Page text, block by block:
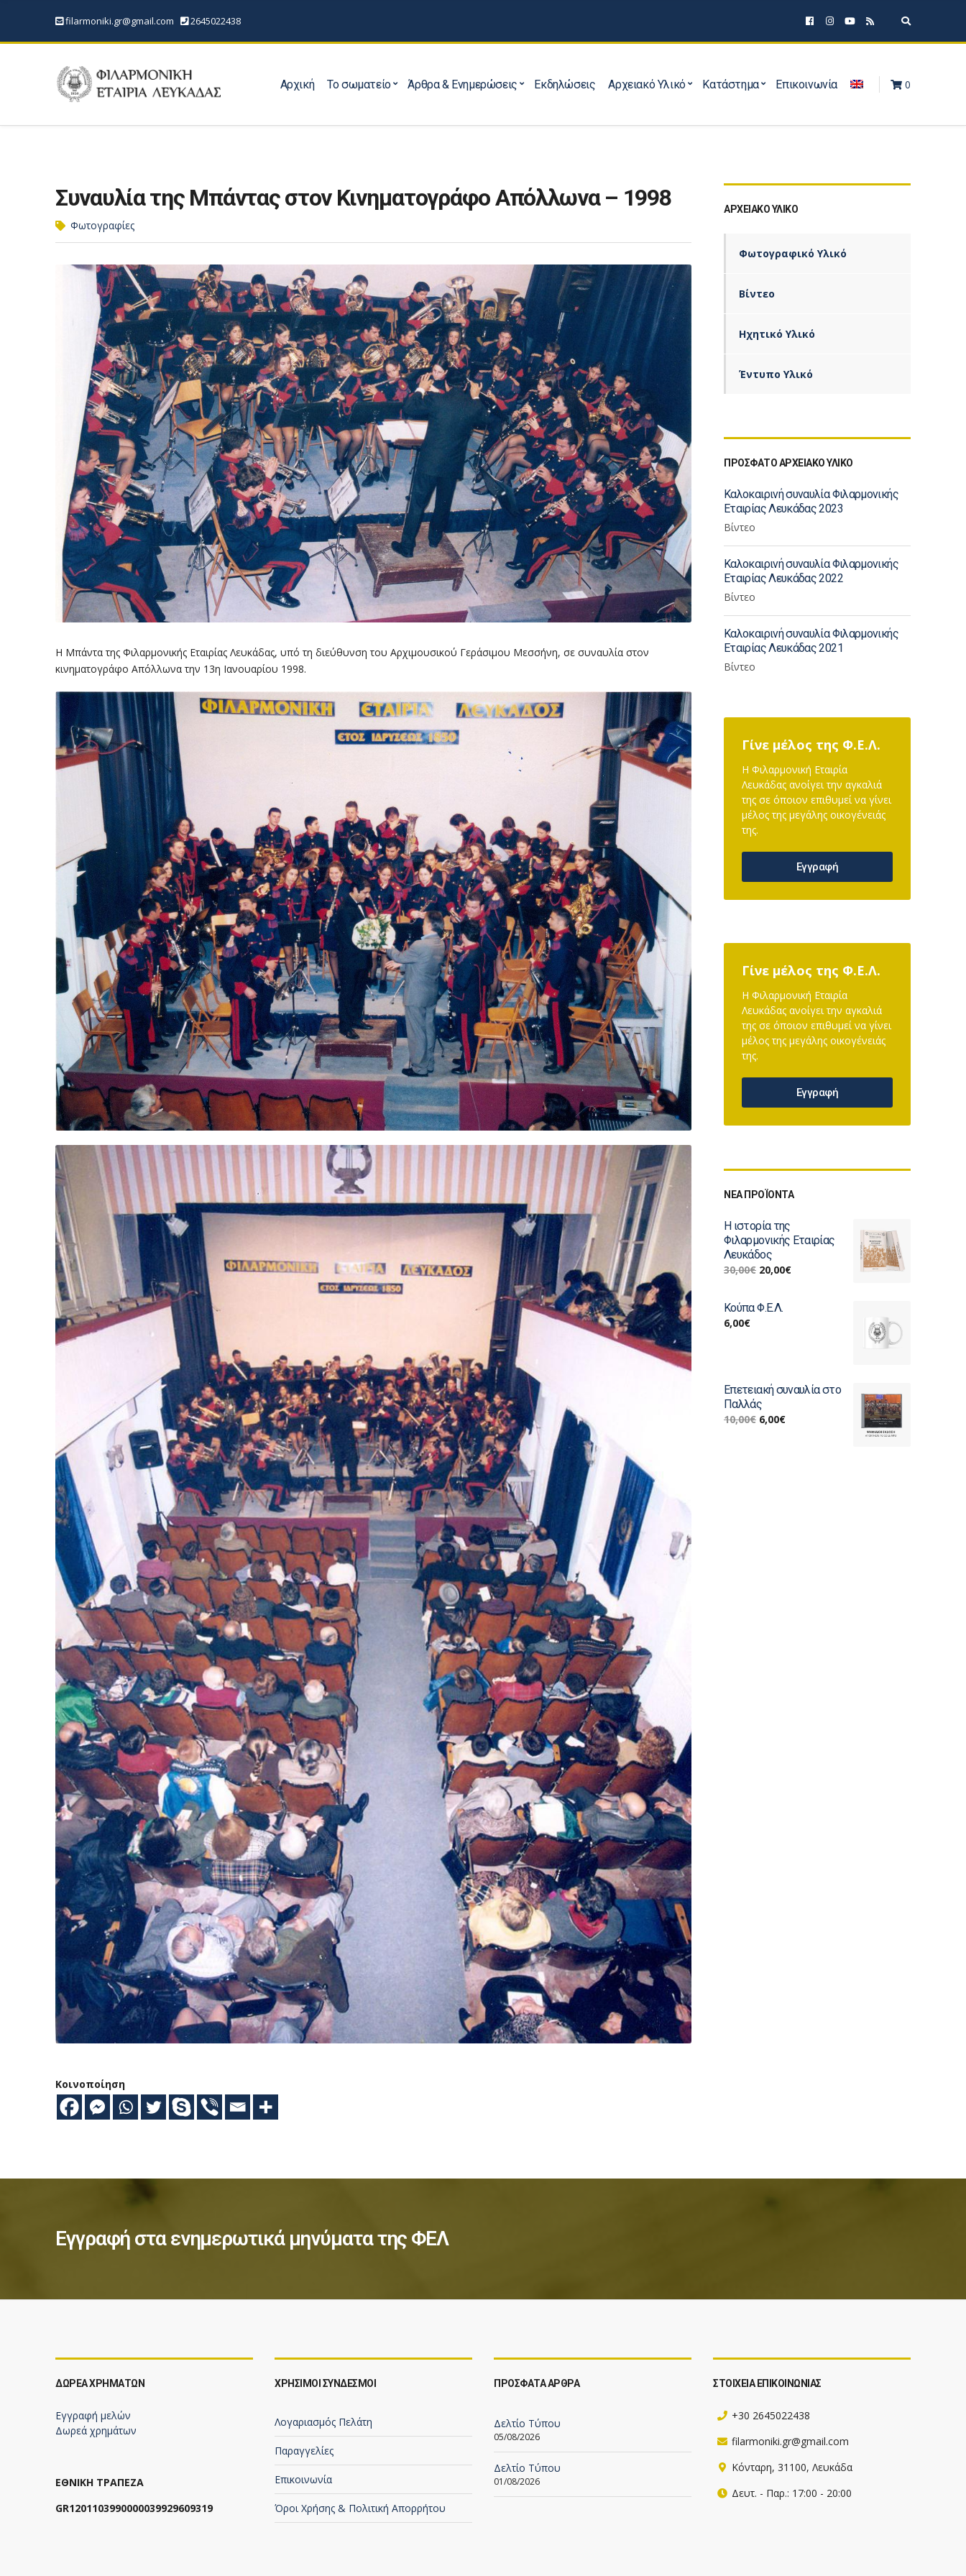
filarmoniki.gr@gmail.com 2645022438 Expand
Αρχική Το σωματείο Άρθρα & Ενημερώσεις Εκδηλώσεις Αρχειακό Υλικό Κατάστημα Επικοινωνία 0
Συναυλία της Μπάντας στον Κινηματογράφο Απόλλωνα – 1998
Φωτογραφίες
Η Μπάντα της Φιλαρμονικής Εταιρίας Λευκάδας, υπό τη διεύθυνση του Αρχιμουσικού Γεράσιμου Μεσσήνη, σε συναυλία στον
κινηματογράφο Απόλλωνα την 13η Ιανουαρίου 1998.
Κοινοποίηση
ΑΡΧΕΙΑΚΌ ΥΛΙΚΌ
Φωτογραφικό Υλικό
Βίντεο
Ηχητικό Υλικό
Έντυπο Υλικό
ΠΡΟΣΦΑΤΟ ΑΡΧΕΙΑΚΟ ΥΛΙΚΟ
Καλοκαιρινή συναυλία Φιλαρμονικής
Εταιρίας Λευκάδας 2023
Βίντεο
Καλοκαιρινή συναυλία Φιλαρμονικής
Εταιρίας Λευκάδας 2022
Βίντεο
Καλοκαιρινή συναυλία Φιλαρμονικής
Εταιρίας Λευκάδας 2021
Βίντεο
Γίνε μέλος της Φ.Ε.Λ.
Η Φιλαρμονική Εταιρία
Λευκάδας ανοίγει την αγκαλιά
της σε όποιον επιθυμεί να γίνει
μέλος της μεγάλης οικογένειάς
της.
Εγγραφή
Γίνε μέλος της Φ.Ε.Λ.
Η Φιλαρμονική Εταιρία
Λευκάδας ανοίγει την αγκαλιά
της σε όποιον επιθυμεί να γίνει
μέλος της μεγάλης οικογένειάς
της.
Εγγραφή
ΝΕΑ ΠΡΟΪΟΝΤΑ
Η ιστορία της
Φιλαρμονικής Εταιρίας
Λευκάδος
30,00€ 20,00€
Κούπα Φ.Ε.Λ.
6,00€
Επετειακή συναυλία στο
Παλλάς
10,00€ 6,00€
Εγγραφή στα ενημερωτικά μηνύματα της ΦΕΛ
ΔΩΡΕΆ ΧΡΗΜΆΤΩΝ
Εγγραφή μελών
Δωρεά χρημάτων
ΕΘΝΙΚΗ ΤΡΑΠΕΖΑ
GR1201103990000039929609319
ΧΡΗΣΙΜΟΙ ΣΥΝΔΕΣΜΟΙ
Λογαριασμός Πελάτη
Παραγγελίες
Επικοινωνία
Όροι Χρήσης & Πολιτική Απορρήτου
ΠΡΟΣΦΑΤΑ ΑΡΘΡΑ
Δελτίο Τύπου
05/08/2026
Δελτίο Τύπου
01/08/2026
ΣΤΟΙΧΕΙΑ ΕΠΙΚΟΙΝΩΝΙΑΣ
+30 2645022438
filarmoniki.gr@gmail.com
Κόνταρη, 31100, Λευκάδα
Δευτ. - Παρ.: 17:00 - 20:00